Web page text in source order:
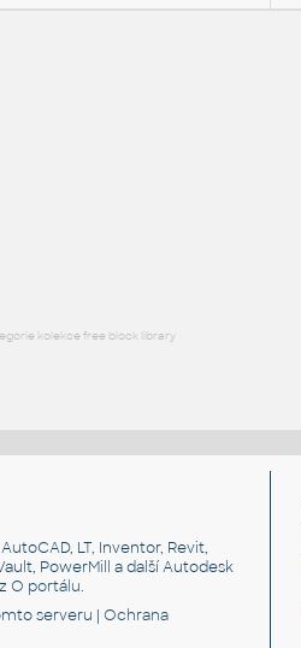
kolekce free block library
LT, Inventor, Revit,
PowerMill a další Autodesk
O portálu.
serveru |Ochrana